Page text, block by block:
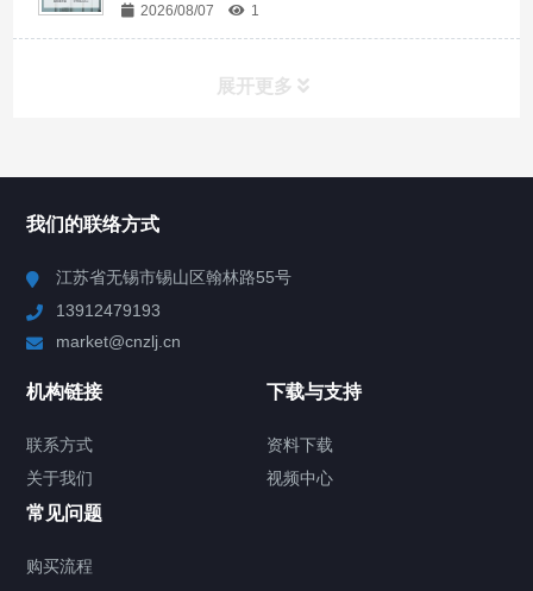
2026/08/07 1
展开更多
Chiller高精度制冷循环器
TCU温度控制单元
Chiller气体控温系统
我们的联络方式
江苏省无锡市锡山区翰林路55号
13912479193
market@cnzlj.cn
机构链接
联系方式
关于我们
下载与支持
资料下载
视频中心
常见问题
购买流程